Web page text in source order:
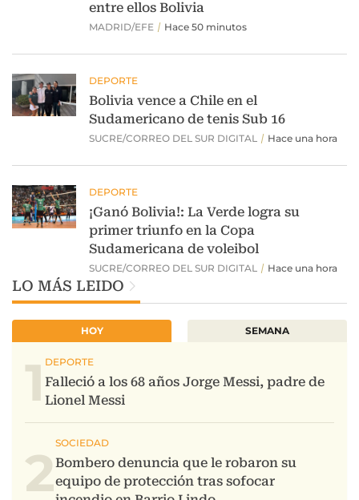
LO MÁS LEIDO
HOY SEMANA
1
2